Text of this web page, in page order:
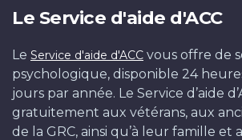
Le Service d'aide d'ACC
Le Service d'aide d'ACC vous offre de
psychologique, disponible 24
jours par année. Le Service d’aide
gratuitement aux vétérans, aux
de la GRC, ainsi qu’à leur famille et